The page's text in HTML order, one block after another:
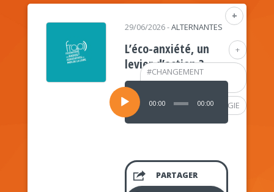
+
+
#CHANGEMENT
CLIMATIQUE
#PSYCHOLOGIE
29/06/2026-ALTERNANTES
L’éco-anxiété, un
levier d’action ?
Lecteur
audio
00:00 00:00
PARTAGER